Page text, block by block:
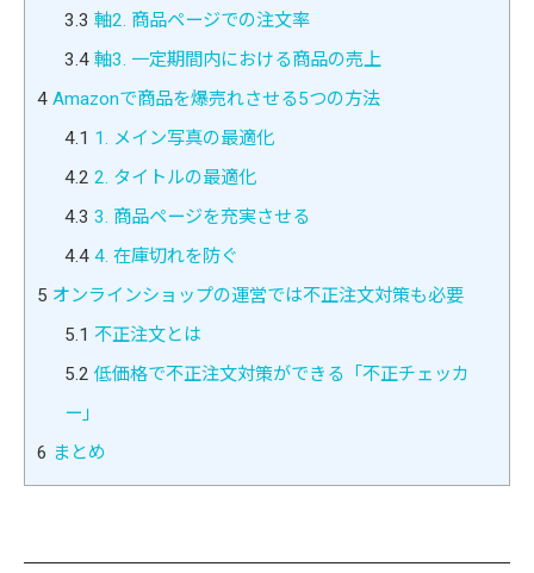
3.3 軸2. 商品ページでの注文率
3.4軸3. 一定期間内における商品の売上
4 Amazonで商品を爆売れさせる5つの方法
4.1 1. メイン写真の最適化
4.2 2. タイトルの最適化
4.3 3. 商品ページを充実させる
4.44. 在庫切れを防ぐ
5 オンラインショップの運営では不正注文対策も必要
5.1 不正注文とは
5.2 低価格で不正注文対策ができる「不正チェッカ
ー」
6 まとめ